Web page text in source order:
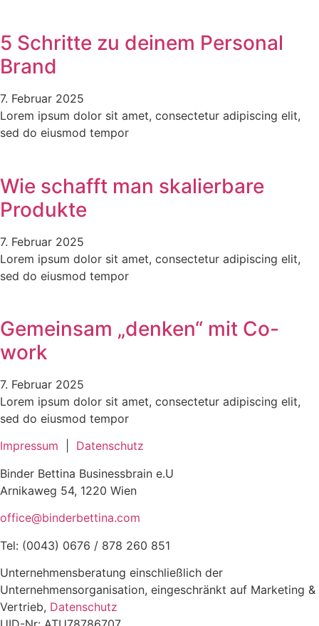
5 Schritte zu deinem Personal
Brand
7. Februar 2025
Lorem ipsum dolor sit amet, consectetur adipiscing elit,
sed do eiusmod tempor
Wie schafft man skalierbare
Produkte
7. Februar 2025
Lorem ipsum dolor sit amet, consectetur adipiscing elit,
sed do eiusmod tempor
Gemeinsam „denken“ mit Co-
work
7. Februar 2025
Lorem ipsum dolor sit amet, consectetur adipiscing elit,
sed do eiusmod tempor
Impressum
Datenschutz
Binder Bettina Businessbrain e.U
Arnikaweg 54, 1220 Wien
office@binderbettina.com
Tel: (0043) 0676 / 878 260 851
Unternehmensberatung einschließlich der
Unternehmensorganisation, eingeschränkt auf Marketing &
Vertrieb, Datenschutz